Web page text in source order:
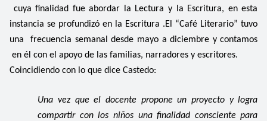
cuya finalidad fue abordar la Lectura y la Escritura, en esta
instancia se profundizó en la Escritura .El “Café Literario” tuvo
una frecuencia semanal desde mayo a diciembre y contamos
en él con el apoyo de las familias, narradores y escritores.
Coincidiendo con lo que dice Castedo:
Una vez que el docente propone un proyecto y logra
compartir con los niños una finalidad consciente para